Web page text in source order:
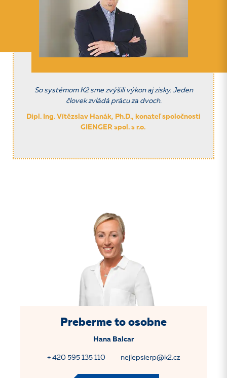
So systémom K2 sme zvýšili výkon aj zisky. Jeden
človek zvládá prácu za dvoch.
Dipl. Ing. Vítězslav Hanák, Ph.D., konateľ spoločnosti
GIENGER spol. s r.o.
Preberme to osobne
Hana Balcar
+ 420 595 135 110 nejlepsierp@k2.cz